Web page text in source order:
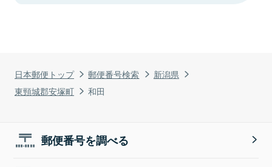
日本郵便トップ 郵便番号検索
新潟県
東頸城郡安塚町
和田
郵便番号を調べる